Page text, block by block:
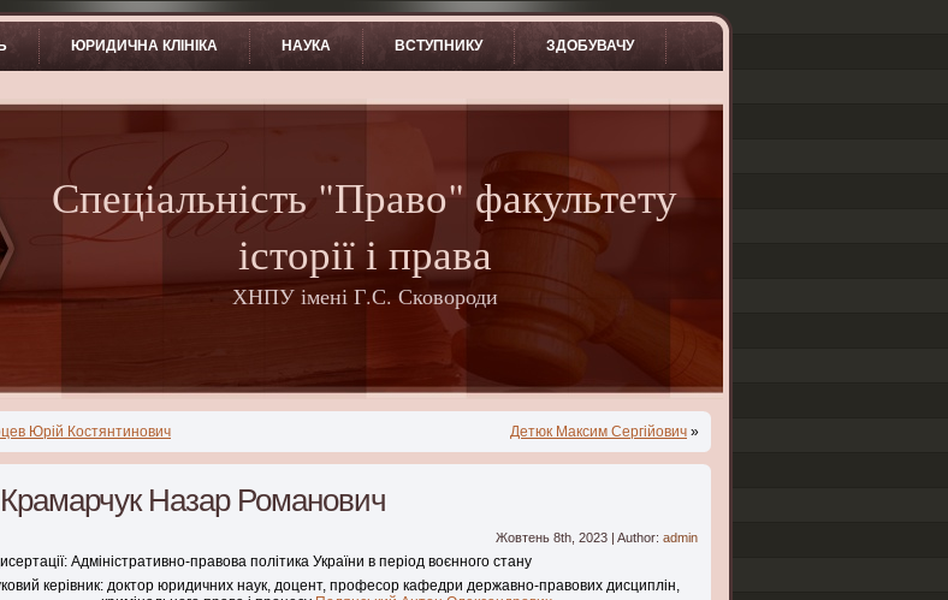
ЮРИДИЧНА КЛІНІКА НАУКА ВСТУПНИКУ ЗДОБУВАЧУ
Спеціальність "Право" факультету
історії і права
ХНПУ імені Г.С. Сковороди
Юрій Костянтинович Детюк Максим Сергійович »
Крамарчук Назар Романович
Жовтень 8th, 2023 | Author: admin
Адміністративно-правова політика України в період воєнного стану
керівник: доктор юридичних наук, доцент, професор кафедри державно-правових дисциплін,